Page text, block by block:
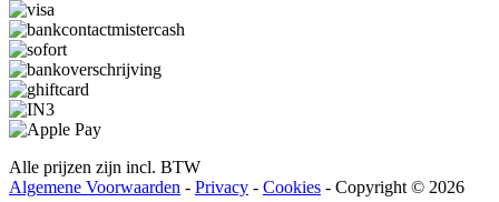
Alle prijzen zijn incl. BTW
Algemene Voorwaarden - Privacy - Cookies - Copyright © 2026